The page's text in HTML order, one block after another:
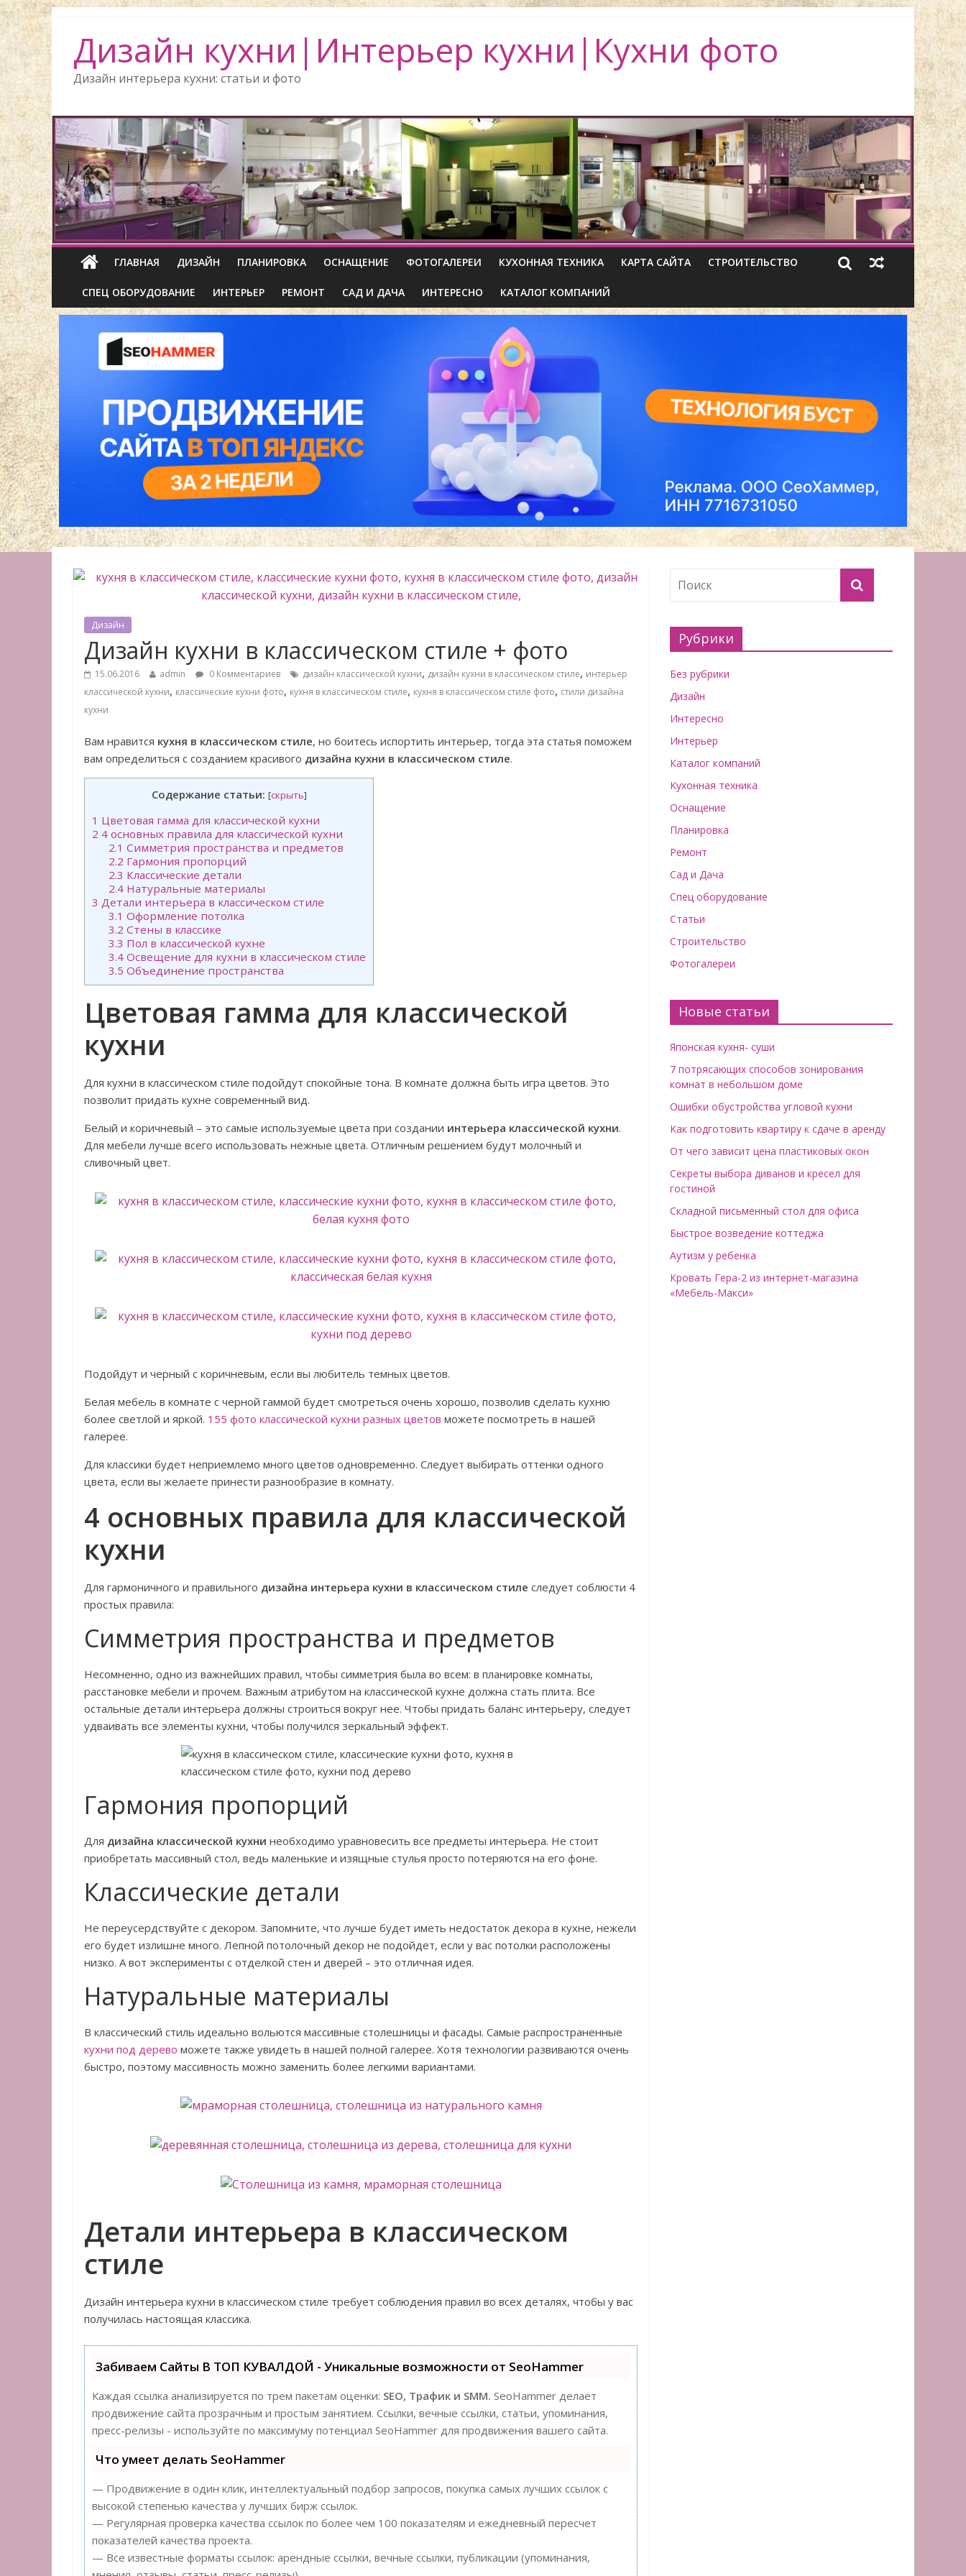
Дизайн кухни|Интерьер кухни|Кухни фото
Дизайн интерьера кухни: статьи и фото
ГЛАВНАЯ ДИЗАЙН ПЛАНИРОВКА ОСНАЩЕНИЕ ФОТОГАЛЕРЕИ КУХОННАЯ ТЕХНИКА КАРТА САЙТА СТРОИТЕЛЬСТВО
СПЕЦ ОБОРУДОВАНИЕ ИНТЕРЬЕР РЕМОНТ САД И ДАЧА ИНТЕРЕСНО КАТАЛОГ КОМПАНИЙ
Дизайн
Дизайн кухни в классическом стиле + фото
15.06.2016 admin 0 Комментариев дизайн классической кухни, дизайн кухни в классическом стиле, интерьер
классической кухни, классические кухни фото, кухня в классическом стиле, кухня в классическом стиле фото, стили дизайна
кухни
Вам нравится кухня в классическом стиле, но боитесь испортить интерьер, тогда эта статья поможем
вам определиться с созданием красивого дизайна кухни в классическом стиле.
Содержание статьи: [скрыть]
1 Цветовая гамма для классической кухни
2 4 основных правила для классической кухни
2.1 Симметрия пространства и предметов
2.2 Гармония пропорций
2.3 Классические детали
2.4Натуральные материалы
3 Детали интерьера в классическом стиле
3.1 Оформление потолка
3.2 Стены в классике
3.3 Пол в классической кухне
3.4Освещение для кухни в классическом стиле
3.5 Объединение пространства
Цветовая гамма для классической
кухни
Для кухни в классическом стиле подойдут спокойные тона. В комнате должна быть игра цветов. Это
позволит придать кухне современный вид.
Белый и коричневый – это самые используемые цвета при создании интерьера классической кухни.
Для мебели лучше всего использовать нежные цвета. Отличным решением будут молочный и
сливочный цвет.
Подойдут и черный с коричневым, если вы любитель темных цветов.
Белая мебель в комнате с черной гаммой будет смотреться очень хорошо, позволив сделать кухню
более светлой и яркой. 155 фото классической кухни разных цветов можете посмотреть в нашей
галерее.
Для классики будет неприемлемо много цветов одновременно. Следует выбирать оттенки одного
цвета, если вы желаете принести разнообразие в комнату.
4 основных правила для классической
кухни
Для гармоничного и правильного дизайна интерьера кухни в классическом стиле следует соблюсти 4
простых правила:
Симметрия пространства и предметов
Несомненно, одно из важнейших правил, чтобы симметрия была во всем: в планировке комнаты,
расстановке мебели и прочем. Важным атрибутом на классической кухне должна стать плита. Все
остальные детали интерьера должны строиться вокруг нее. Чтобы придать баланс интерьеру, следует
удваивать все элементы кухни, чтобы получился зеркальный эффект.
Гармония пропорций
Для дизайна классической кухни необходимо уравновесить все предметы интерьера. Не стоит
приобретать массивный стол, ведь маленькие и изящные стулья просто потеряются на его фоне.
Классические детали
Не переусердствуйте с декором. Запомните, что лучше будет иметь недостаток декора в кухне, нежели
его будет излишне много. Лепной потолочный декор не подойдет, если у вас потолки расположены
низко. А вот эксперименты с отделкой стен и дверей – это отличная идея.
Натуральные материалы
В классический стиль идеально вольются массивные столешницы и фасады. Самые распространенные
кухни под дерево можете также увидеть в нашей полной галерее. Хотя технологии развиваются очень
быстро, поэтому массивность можно заменить более легкими вариантами.
Детали интерьера в классическом
стиле
Дизайн интерьера кухни в классическом стиле требует соблюдения правил во всех деталях, чтобы у вас
получилась настоящая классика.
Забиваем Сайты В ТОП КУВАЛДОЙ - Уникальные возможности от SeoHammer
Каждая ссылка анализируется по трем пакетам оценки: SEO, Трафик и SMM. SeoHammer делает
продвижение сайта прозрачным и простым занятием. Ссылки, вечные ссылки, статьи, упоминания,
пресс-релизы - используйте по максимуму потенциал SeoHammer для продвижения вашего сайта.
Что умеет делать SeoHammer
— Продвижение в один клик, интеллектуальный подбор запросов, покупка самых лучших ссылок с
высокой степенью качества у лучших бирж ссылок.
— Регулярная проверка качества ссылок по более чем 100 показателям и ежедневный пересчет
показателей качества проекта.
— Все известные форматы ссылок: арендные ссылки, вечные ссылки, публикации (упоминания,
Рубрики
Без рубрики
Дизайн
Интересно
Интерьер
Каталог компаний
Кухонная техника
Оснащение
Планировка
Ремонт
Сад и Дача
Спец оборудование
Статьи
Строительство
Фотогалереи
Новые статьи
Японская кухня- суши
7 потрясающих способов зонирования
комнат в небольшом доме
Ошибки обустройства угловой кухни
Как подготовить квартиру к сдаче в аренду
От чего зависит цена пластиковых окон
Секреты выбора диванов и кресел для
гостиной
Складной письменный стол для офиса
Быстрое возведение коттеджа
Аутизм у ребенка
Кровать Гера-2 из интернет-магазина
«Мебель-Макси»